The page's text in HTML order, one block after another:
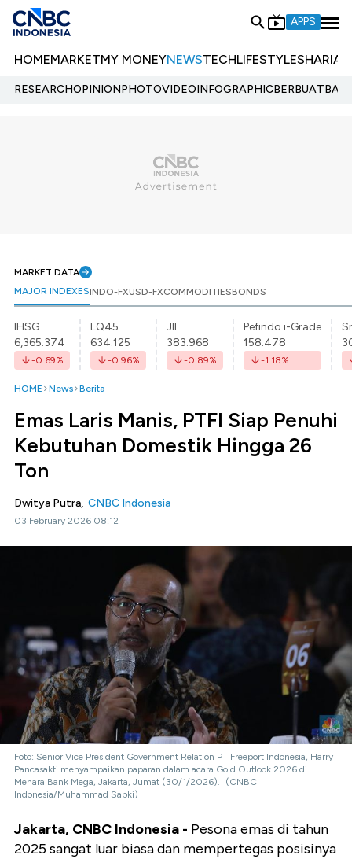
APPS
HOMEMARKETMY MONEYNEWSTECHLIFESTYLESHARIA
RESEARCHOPINIONPHOTOVIDEOINFOGRAPHIC
MARKET DATA
MAJOR INDEXESINDO-FXUSD-FXCOMMODITIESBONDS
IHSG
6,365.374
-0.69%
LQ45
634.125
-0.96%
JII
383.968
-0.89%
Pefindo i-Grade
158.478
-1.18%
HOME News Berita
Emas Laris Manis, PTFI Siap Penuhi
Kebutuhan Domestik Hingga 26
Ton
Dwitya Putra, CNBC Indonesia
03 February 2026 08:12
Foto: Senior Vice President Government Relation PT Freeport Indonesia, Harry
Pancasakti menyampaikan paparan dalam acara Gold Outlook 2026 di
Menara Bank Mega, Jakarta, Jumat (30/1/2026). (CNBC
Indonesia/Muhammad Sabki)
Jakarta, CNBC Indonesia - Pesona emas di tahun
2025 sangat luar biasa dan mempertegas posisinya